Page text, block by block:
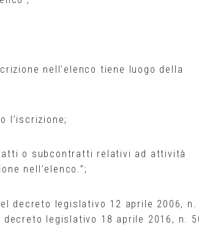
nell’elenco tiene luogo della
l’iscrizione;
o subcontratti relativi ad attività
nell’elenco.”;
decreto legislativo 12 aprile 2006, n.
legislativo 18 aprile 2016, n.